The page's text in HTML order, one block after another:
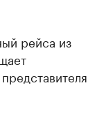
рейса из